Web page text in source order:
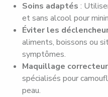
Soins adaptés :
et sans alcool pour
Éviter les
aliments, boissons ou
symptômes.
Maquillage correcteur
spécialisés pour
peau.